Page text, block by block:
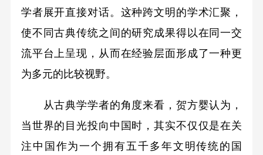
学者展开直接对话。这种跨文明的学术汇聚，
使不同古典传统之间的研究成果得以在同一交
流平台上呈现，从而在经验层面形成了一种更
为多元的比较视野。
从古典学学者的角度来看，贺方婴认为，
当世界的目光投向中国时，其实不仅仅是在关
注中国作为一个拥有五千多年文明传统的国